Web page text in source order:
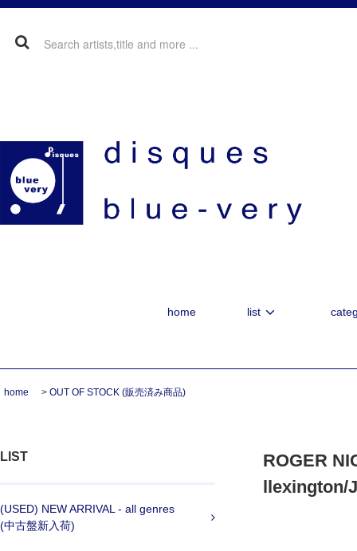
home list
home > OUT OF STOCK (販売済み商品)
LIST
(USED) NEW ARRIVAL - all genres
(中古盤新入荷)
ROGER
llexington/